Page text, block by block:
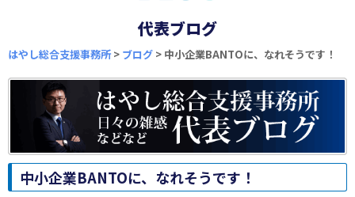
代表ブログ
はやし総合支援事務所> ブログ > 中小企業BANTOに、なれそうです！
中小企業BANTOに、なれそうです！